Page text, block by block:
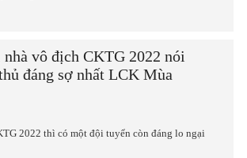
vô địch CKTG 2022 nói
đáng sợ nhất LCK Mùa
2022 thì có một đội tuyển còn đáng lo ngại